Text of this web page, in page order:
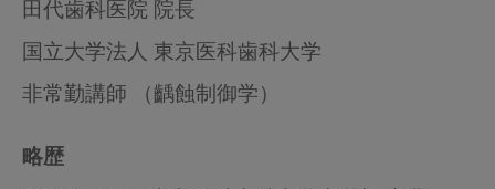
田代歯科医院 院長
国立大学法人 東京医科歯科大学
非常勤講師 （齲蝕制御学）
略歴